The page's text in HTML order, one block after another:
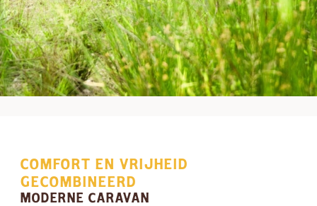
COMFORT EN VRIJHEID
GECOMBINEERD
MODERNE CARAVAN
AdriaBürstnerCaravelairEasy Caravanning
Eura Mobil